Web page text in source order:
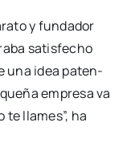
y fun­da­dor
satis­fe­cho
una idea paten­
empre­sa va
lla­mes”, ha